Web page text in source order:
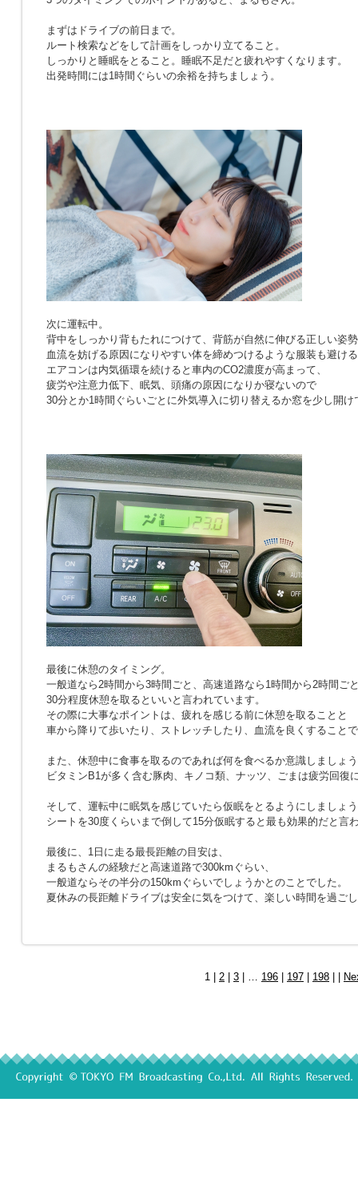
まずはドライブの前日まで。
ルート検索などをして計画をしっかり立てること。
しっかりと睡眠をとること。睡眠不足だと疲れやすくなります。
出発時間には1時間ぐらいの余裕を持ちましょう。
次に運転中。
背中をしっかり背もたれにつけて、背筋が自然に伸びる正しい姿
血流を妨げる原因になりやすい体を締めつけるような服装も避け
エアコンは内気循環を続けると車内のCO2濃度が高まって、
疲労や注意力低下、眠気、頭痛の原因になりか寝ないので
30分とか1時間ぐらいごとに外気導入に切り替えるか窓を少し開け
最後に休憩のタイミング。
一般道なら2時間から3時間ごと、高速道路なら1時間から2時間ご
30分程度休憩を取るといいと言われています。
その際に大事なポイントは、疲れを感じる前に休憩を取ることと
車から降りて歩いたり、ストレッチしたり、血流を良くすること
また、休憩中に食事を取るのであれば何を食べるか意識しましょ
ビタミンB1が多く含む豚肉、キノコ類、ナッツ、ごまは疲労回復
そして、運転中に眠気を感じていたら仮眠をとるようにしましょ
シートを30度くらいまで倒して15分仮眠すると最も効果的だと言
最後に、1日に走る最長距離の目安は、
まるもさんの経験だと高速道路で300kmぐらい、
一般道ならその半分の150kmぐらいでしょうかとのことでした。
夏休みの長距離ドライブは安全に気をつけて、楽しい時間を過ご
1 | 2 3 | … 196 197 198